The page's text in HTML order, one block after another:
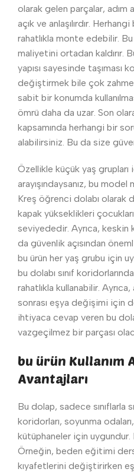
olarak gelen parçalar, adım
açık ve anlaşılırdır.
rahatlıkla monte edebilir.
maliyetini ortadan kaldırır.
yapısı sayesinde taşıması
değiştirmek bile çok
sabit bir konumda
ömrü daha da uzar. Son
kapsamında herhangi bir
alabilirsiniz. Bu da size
Özellikle küçük yaş
arayışındaysanız, bu
Kreş öğrenci dolabı olarak
kapak yükseklikleri
seviyededir. Ayrıca, keskin
da güvenlik açısından
bu ürün her yaş grubu için
bu dolabı sınıf
rahatlıkla kullanabilir.
sonrası eşya değişimi için
ihtiyaca cevap veren bu
vazgeçilmez bir parçası
bu ürün Kullanım
Avantajları
Bu dolap, sadece sınıflarla
koridorları, soyunma
kütüphaneler için uygundur.
Örneğin, beden eğitimi
kıyafetlerini değiştirirken